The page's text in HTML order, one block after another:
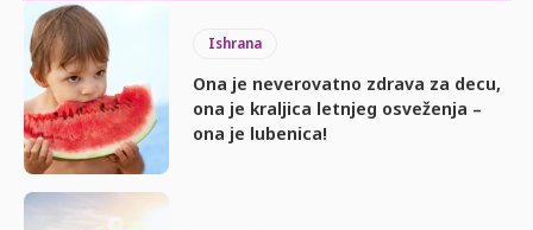
Ishrana
Ona je neverovatno zdrava za decu,
ona je kraljica letnjeg osveženja –
ona je lubenica!